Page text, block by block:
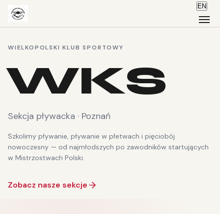
EN
WIELKOPOLSKI KLUB SPORTOWY
WKS
Sekcja pływacka · Poznań
Szkolimy pływanie, pływanie w płetwach i pięciobój
nowoczesny — od najmłodszych po zawodników startujących
w Mistrzostwach Polski.
Zobacz nasze sekcje